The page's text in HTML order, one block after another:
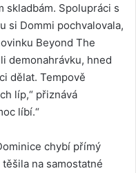
skladbám. Spolupráci s
si Dommi pochvalovala,
Beyond The
demonahrávku, hned
dělat. Tempově
líp,“ přiznává
líbí.“
chybí přímý
na samostatné